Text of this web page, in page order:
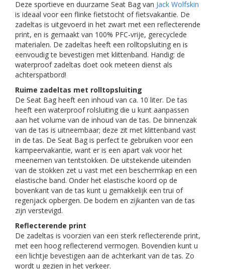
Deze sportieve en duurzame Seat Bag van Jack Wolfskin
is ideaal voor een flinke fietstocht of fietsvakantie. De
zadeltas is uitgevoerd in het zwart met een reflecterende
print, en is gemaakt van 100% PFC-vrije, gerecyclede
materialen. De zadeltas heeft een rolltopsluiting en is
eenvoudig te bevestigen met klittenband. Handig: de
waterproof zadeltas doet ook meteen dienst als
achterspatbord!
Ruime zadeltas met rolltopsluiting
De Seat Bag heeft een inhoud van ca. 10 liter. De tas
heeft een waterproof rolsluiting die u kunt aanpassen
aan het volume van de inhoud van de tas. De binnenzak
van de tas is uitneembaar; deze zit met klittenband vast
in de tas. De Seat Bag is perfect te gebruiken voor een
kampeervakantie, want er is een apart vak voor het
meenemen van tentstokken. De uitstekende uiteinden
van de stokken zet u vast met een beschermkap en een
elastische band. Onder het elastische koord op de
bovenkant van de tas kunt u gemakkelijk een trui of
regenjack opbergen. De bodem en zijkanten van de tas
zijn verstevigd.
Reflecterende print
De zadeltas is voorzien van een sterk reflecterende print,
met een hoog reflecterend vermogen. Bovendien kunt u
een lichtje bevestigen aan de achterkant van de tas. Zo
wordt u gezien in het verkeer.